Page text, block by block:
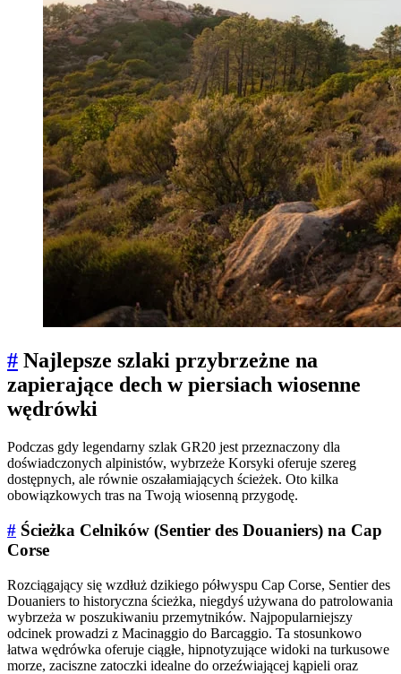
# Najlepsze szlaki przybrzeżne na
zapierające dech w piersiach wiosenne
wędrówki
Podczas gdy legendarny szlak GR20 jest przeznaczony dla
doświadczonych alpinistów, wybrzeże Korsyki oferuje szereg
dostępnych, ale równie oszałamiających ścieżek. Oto kilka
obowiązkowych tras na Twoją wiosenną przygodę.
# Ścieżka Celników (Sentier des Douaniers) na Cap
Corse
Rozciągający się wzdłuż dzikiego półwyspu Cap Corse, Sentier des
Douaniers to historyczna ścieżka, niegdyś używana do patrolowania
wybrzeża w poszukiwaniu przemytników. Najpopularniejszy
odcinek prowadzi z Macinaggio do Barcaggio. Ta stosunkowo
łatwa wędrówka oferuje ciągłe, hipnotyzujące widoki na turkusowe
morze, zaciszne zatoczki idealne do orzeźwiającej kąpieli oraz